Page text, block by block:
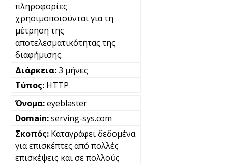
πληροφορίες
χρησιμοποιούνται για τη
μέτρηση της
αποτελεσματικότητας της
διαφήμισης.
3 μήνες
HTTP
eyeblaster
serving-sys.com
Καταγράφει δεδομένα
για επισκέπτες από πολλές
επισκέψεις και σε πολλούς